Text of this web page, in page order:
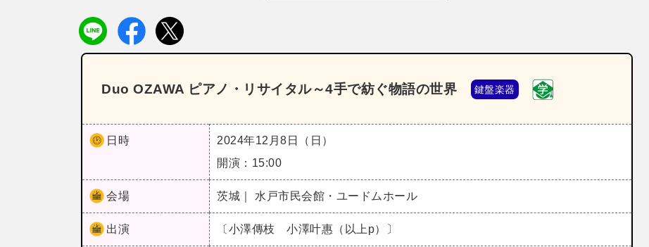
Duo OZAWA ピアノ・リサイタル～4手で紡ぐ物語の世界 鍵盤楽器
日時
2024年12月8日（日）
開演：15:00
会場 茨城｜ 水戸市民会館・ユードムホール
出演 〔小澤傳枝 小澤叶惠（以上p）〕